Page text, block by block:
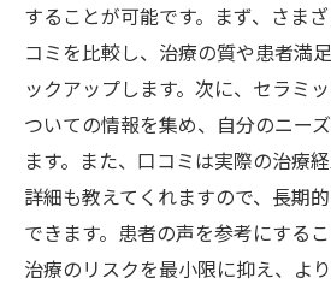
することが可能です。まず、さま
コミを比較し、治療の質や患者満
ックアップします。次に、セラミ
ついての情報を集め、自分のニー
ます。また、口コミは実際の治療
詳細も教えてくれますので、長期
できます。患者の声を参考にする
治療のリスクを最小限に抑え、よ